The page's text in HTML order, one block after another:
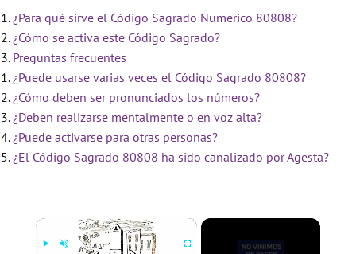
¿Para qué sirve el Código Sagrado Numérico 80808?
¿Cómo se activa este Código Sagrado?
Preguntas frecuentes
¿Puede usarse varias veces el Código Sagrado 80808?
¿Cómo deben ser pronunciados los números?
¿Deben realizarse mentalmente o en voz alta?
¿Puede activarse para otras personas?
¿El Código Sagrado 80808 ha sido canalizado por Agesta?
×